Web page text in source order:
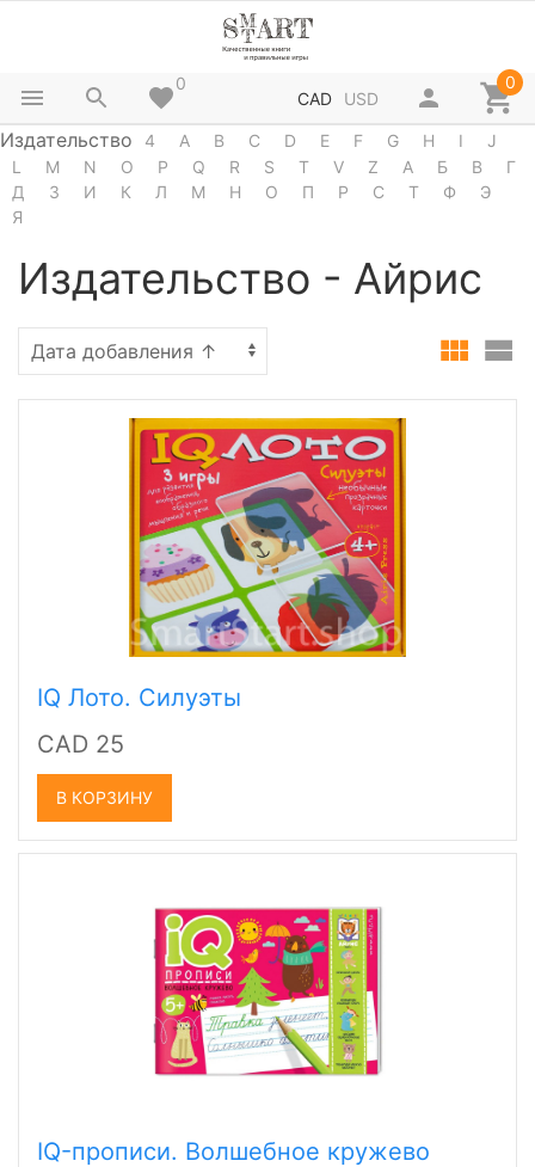
0
CAD USD
0
Издательство 4 A B C D E F G H I
J
L
M N O P Q R S T V Z А Б В
Г
Д
З И К Л М Н О П Р С Т Ф
Э
Я
Издательство - Айрис
IQ Лото. Силуэты
CAD 25
В КОРЗИНУ
IQ-прописи. Волшебное кружево